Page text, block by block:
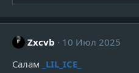
к
и
:
Zxcvb
10 Июл 2025
Салам _LIL_ICE_